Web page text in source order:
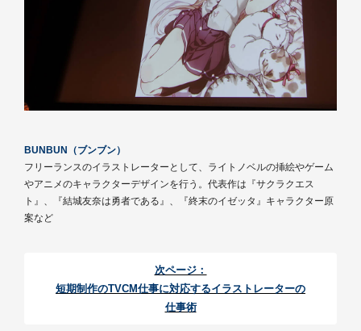
BUNBUN（ブンブン）
フリーランスのイラストレーターとして、ライトノベルの挿絵やゲーム
やアニメのキャラクターデザインを行う。代表作は『サクラクエス
ト』、『結城友奈は勇者である』、『終末のイゼッタ』キャラクター原
案など
次ページ：
短期制作のTVCM仕事に対応するイラストレーターの
仕事術